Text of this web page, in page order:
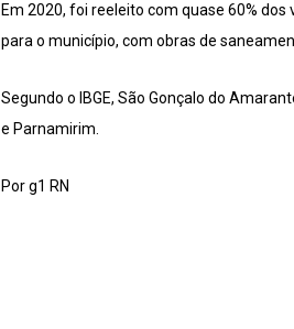
Em 2020, foi reeleito com quase 60%
para o município, com obras de
Segundo o IBGE, São Gonçalo do
e Parnamirim.
Por g1 RN